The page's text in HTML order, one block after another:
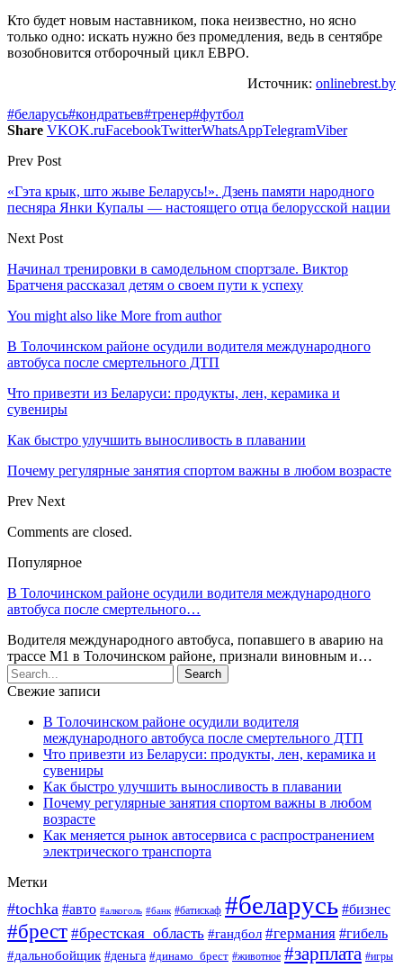
Кто будет новым наставником, пока неизвестно, но ясно
только одно: искать нужно без промедления, ведь в сентябре
возобновится отборочный цикл ЕВРО.
Источник: onlinebrest.by
#беларусь#кондратьев#тренер#футбол
Share VKOK.ruFacebookTwitterWhatsAppTelegramViber
Prev Post
«Гэта крык, што жыве Беларусь!». Дзень памяти народного
песняра Янки Купалы — настоящего отца белорусской нации
Next Post
Начинал тренировки в самодельном спортзале. Виктор
Братченя рассказал детям о своем пути к успеху
You might also like More from author
В Толочинском районе осудили водителя международного
автобуса после смертельного ДТП
Что привезти из Беларуси: продукты, лен, керамика и
сувениры
Как быстро улучшить выносливость в плавании
Почему регулярные занятия спортом важны в любом возрасте
Prev Next
Comments are closed.
Популярное
В Толочинском районе осудили водителя международного
автобуса после смертельного…
Водителя международного автобуса, попавшего в аварию на
трассе М1 в Толочинском районе, признали виновным и…
Свежие записи
В Толочинском районе осудили водителя
международного автобуса после смертельного ДТП
Что привезти из Беларуси: продукты, лен, керамика и
сувениры
Как быстро улучшить выносливость в плавании
Почему регулярные занятия спортом важны в любом
возрасте
Как меняется рынок автосервиса с распространением
электрического транспорта
Метки
#tochka #авто #алкоголь #банк #батискаф #беларусь #бизнес
#брест #брестская_область #гандбол #германия #гибель
#дальнобойщик #деньга #динамо_брест #животное #зарплата #игры